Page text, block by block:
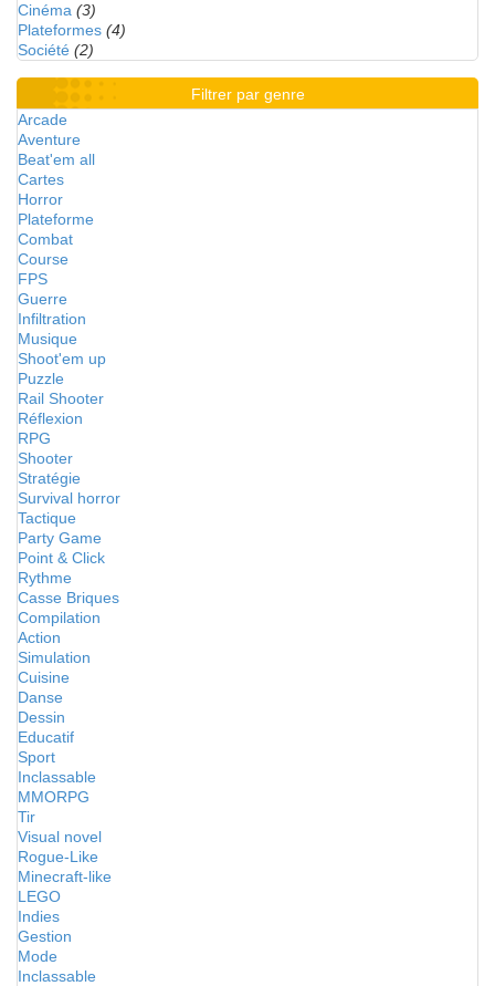
Cinéma (3)
Plateformes (4)
Société (2)
Filtrer par genre
Arcade
Aventure
Beat'em all
Cartes
Horror
Plateforme
Combat
Course
FPS
Guerre
Infiltration
Musique
Shoot'em up
Puzzle
Rail Shooter
Réflexion
RPG
Shooter
Stratégie
Survival horror
Tactique
Party Game
Point & Click
Rythme
Casse Briques
Compilation
Action
Simulation
Cuisine
Danse
Dessin
Educatif
Sport
Inclassable
MMORPG
Tir
Visual novel
Rogue-Like
Minecraft-like
LEGO
Indies
Gestion
Mode
Inclassable